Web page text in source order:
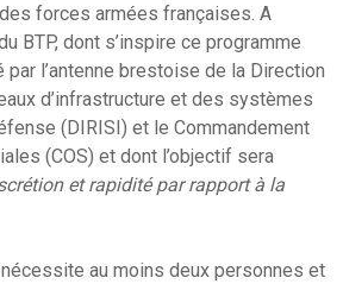
forces armées françaises. A
BTP, dont s’inspire ce programme
par l’antenne brestoise de la Direction
d’infrastructure et des systèmes
(DIRISI) et le Commandement
(COS) et dont l’objectif sera
et rapidité par rapport à la
nécessite au moins deux personnes et